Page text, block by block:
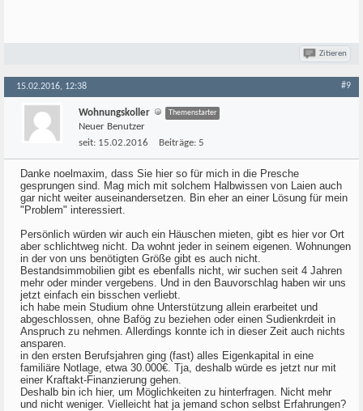
Zitieren
15.02.2016, 12:38 #9
Wohnungskoller Themenstarter
Neuer Benutzer
seit: 15.02.2016 Beiträge: 5
Danke noelmaxim, dass Sie hier so für mich in die Presche
gesprungen sind. Mag mich mit solchem Halbwissen von Laien auch
gar nicht weiter auseinandersetzen. Bin eher an einer Lösung für mein
"Problem" interessiert.
Persönlich würden wir auch ein Häuschen mieten, gibt es hier vor Ort
aber schlichtweg nicht. Da wohnt jeder in seinem eigenen. Wohnungen
in der von uns benötigten Größe gibt es auch nicht.
Bestandsimmobilien gibt es ebenfalls nicht, wir suchen seit 4 Jahren
mehr oder minder vergebens. Und in den Bauvorschlag haben wir uns
jetzt einfach ein bisschen verliebt.
ich habe mein Studium ohne Unterstützung allein erarbeitet und
abgeschlossen, ohne Bafög zu beziehen oder einen Sudienkrdeit in
Anspruch zu nehmen. Allerdings konnte ich in dieser Zeit auch nichts
ansparen.
in den ersten Berufsjahren ging (fast) alles Eigenkapital in eine
familiäre Notlage, etwa 30.000€. Tja, deshalb würde es jetzt nur mit
einer Kraftakt-Finanzierung gehen.
Deshalb bin ich hier, um Möglichkeiten zu hinterfragen. Nicht mehr
und nicht weniger. Vielleicht hat ja jemand schon selbst Erfahrungen?